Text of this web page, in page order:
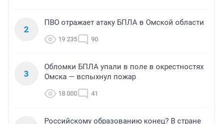
2
ПВО отражает атаку БПЛА в Омской области
19 235 90
3
Обломки БПЛА упали в поле в окрестностях
Омска — вспыхнул пожар
18 000 41
Российскому образованию конец? В стране